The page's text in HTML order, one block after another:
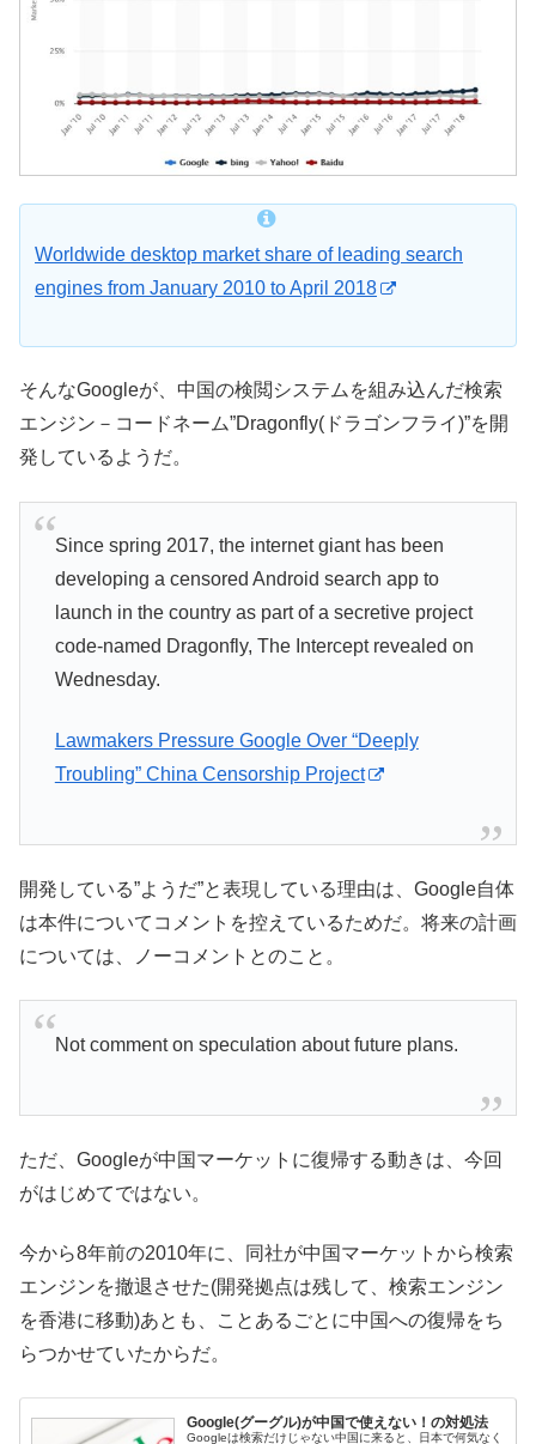
Worldwide desktop market share of leading search
engines from January 2010 to April 2018
そんなGoogleが、中国の検閲システムを組み込んだ検索
エンジン－コードネーム”Dragonfly(ドラゴンフライ)”を開
発しているようだ。
Since spring 2017, the internet giant has been
developing a censored Android search app to
launch in the country as part of a secretive project
code-named Dragonfly, The Intercept revealed on
Wednesday.
Lawmakers Pressure Google Over “Deeply
Troubling” China Censorship Project
開発している”ようだ”と表現している理由は、Google自体
は本件についてコメントを控えているためだ。将来の計画
については、ノーコメントとのこと。
Not comment on speculation about future plans.
ただ、Googleが中国マーケットに復帰する動きは、今回
がはじめてではない。
今から8年前の2010年に、同社が中国マーケットから検索
エンジンを撤退させた(開発拠点は残して、検索エンジン
を香港に移動)あとも、ことあるごとに中国への復帰をち
らつかせていたからだ。
Google(グーグル)が中国で使えない！の対処法
Googleは検索だけじゃない中国に来ると、日本で何気なく